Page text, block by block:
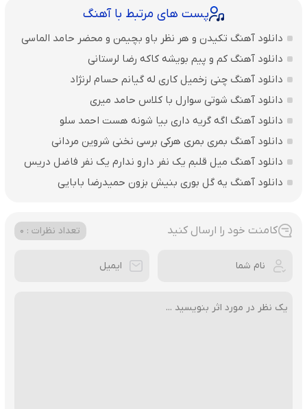
پست های مرتبط با آهنگ
دانلود آهنگ تکیدن و هر نظر باو بچیمن و محضر حامد الماسی
دانلود آهنگ کم و پیم بویشه کاکه رضا لرستانی
دانلود آهنگ چنی زخمیل کاری له گیانم حسام لرنژاد
دانلود آهنگ شوتی سوارل با کلاس حامد میری
دانلود آهنگ اگه گریه داری بیا شونه هست احمد سلو
دانلود آهنگ بمری بمری هرکی برسی نخنی شروین مردانی
دانلود آهنگ میل قلبم یک نفر دارو ندارم یک نفر فاضل دریس
دانلود آهنگ یه گل بوری بنیش بزون حمیدرضا بابایی
کامنت خود را ارسال کنید تعداد نظرات : 0